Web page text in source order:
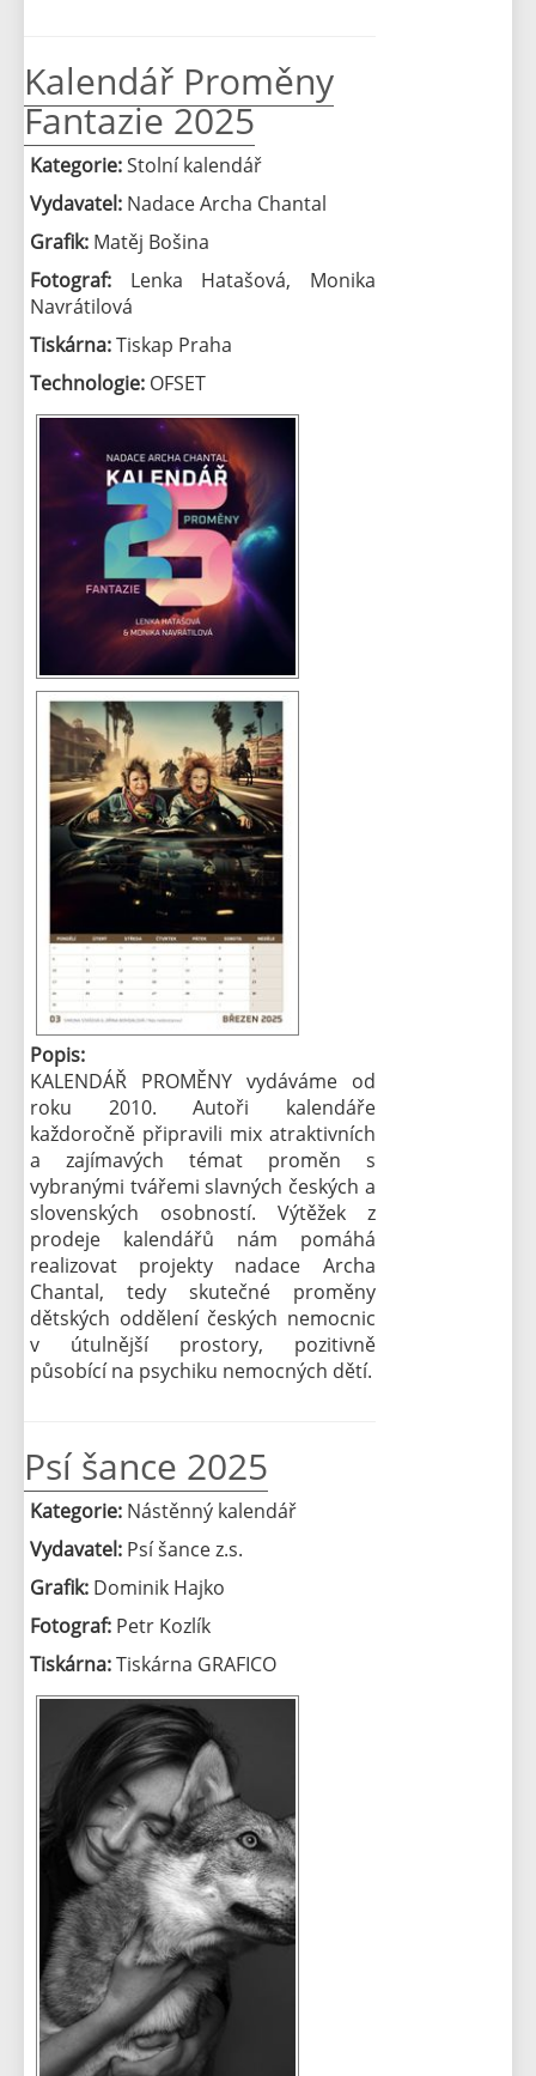
Kalendář Proměny
Fantazie 2025
Kategorie:Stolní kalendář
Vydavatel: Nadace Archa Chantal
Grafik: Matěj Bošina
Fotograf: Lenka Hatašová, Monika
Navrátilová
Tiskárna:Tiskap Praha
Technologie: OFSET
Popis:
KALENDÁŘ PROMĚNY vydáváme od
roku 2010. Autoři kalendáře
každoročně připravili mix atraktivních
a zajímavých témat proměn s
vybranými tvářemi slavných českých a
slovenských osobností. Výtěžek z
prodeje kalendářů nám pomáhá
realizovat projekty nadace Archa
Chantal, tedy skutečné proměny
dětských oddělení českých nemocnic
v útulnější prostory, pozitivně
působící na psychiku nemocných dětí.
Psí šance 2025
Kategorie: Nástěnný kalendář
Vydavatel: Psí šance z.s.
Grafik: Dominik Hajko
Fotograf: Petr Kozlík
Tiskárna:Tiskárna GRAFICO